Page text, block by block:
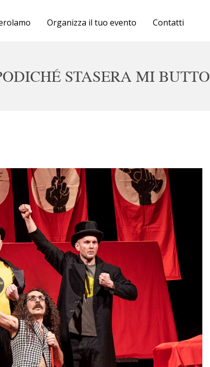
Organizza il tuo evento Contatti
STASERA MI BUTTO
il tuo evento